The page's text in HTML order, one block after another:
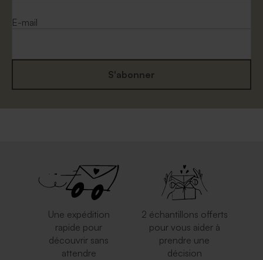
E-mail
S'abonner
Une expédition
rapide pour
découvrir sans
attendre
2 échantillons offerts
pour vous aider à
prendre une
décision